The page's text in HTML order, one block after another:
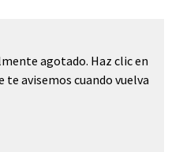
agotado. Haz clic en
te avisemos cuando vuelva